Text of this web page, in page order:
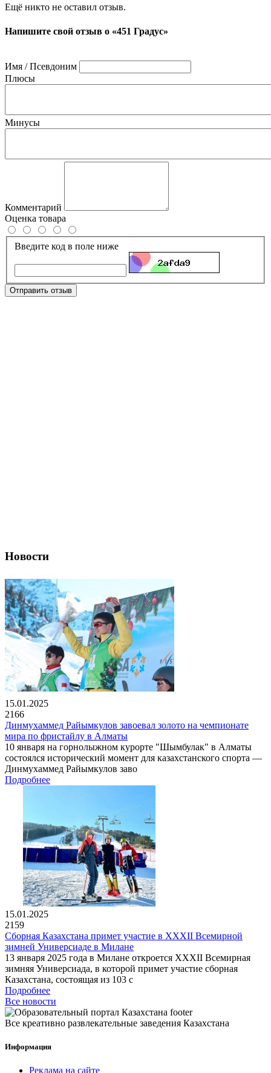
Ещё никто не оставил отзыв.
Напишите свой отзыв о «451 Градус»
Имя / Псевдоним
Плюсы
Минусы
Комментарий
Оценка товара
Введите код в поле ниже
Отправить отзыв
Новости
15.01.2025
2166
Динмухаммед Райымкулов завоевал золото на чемпионате
мира по фристайлу в Алматы
10 января на горнолыжном курорте "Шымбулак" в Алматы
состоялся исторический момент для казахстанского спорта —
Динмухаммед Райымкулов заво
Подробнее
15.01.2025
2159
Сборная Казахстана примет участие в XXXII Всемирной
зимней Универсиаде в Милане
13 января 2025 года в Милане откроется XXXII Всемирная
зимняя Универсиада, в которой примет участие сборная
Казахстана, состоящая из 103 с
Подробнее
Все новости
Все креативно развлекательные заведения Казахстана
Информация
Реклама на сайте